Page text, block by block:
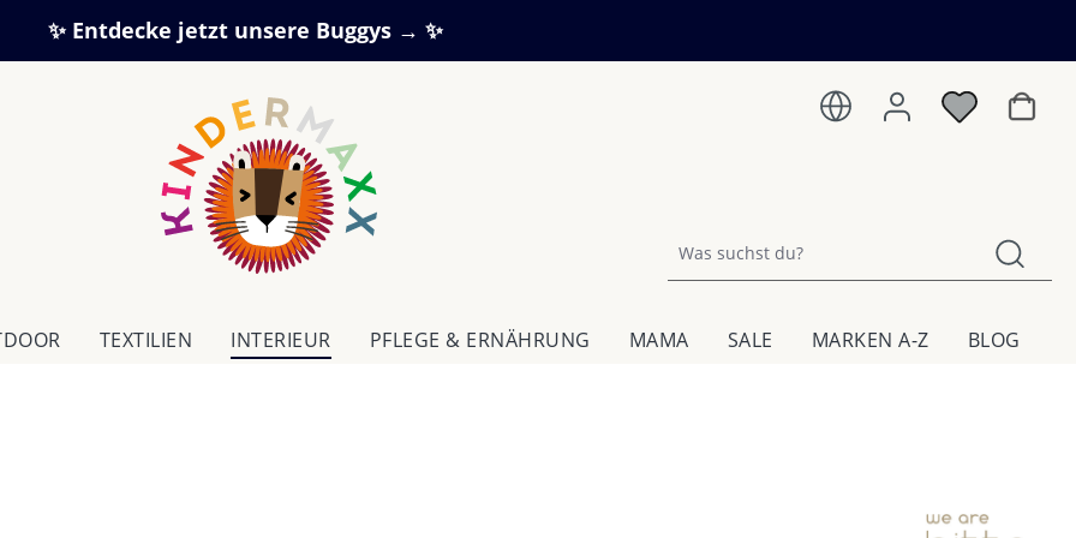
✨ Entdecke jetzt unsere Buggys → ✨
TEXTILIEN IN­TE­RI­EUR PFLEGE & ERNÄHRUNG MAMA SALE MARKEN A-Z BLOG